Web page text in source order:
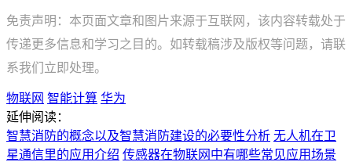
免责声明：本页面文章和图片来源于互联网，该内容转载处于
传递更多信息和学习之目的。如转载稿涉及版权等问题，请联
系我们立即处理。
物联网 智能计算 华为
延伸阅读：
智慧消防的概念以及智慧消防建设的必要性分析 无人机在卫
星通信里的应用介绍 传感器在物联网中有哪些常见应用场景